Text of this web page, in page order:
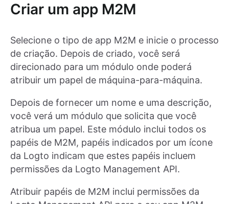
Criar um app M2M
Selecione o tipo de app M2M e inicie o processo
de criação. Depois de criado, você será
direcionado para um módulo onde poderá
atribuir um papel de máquina-para-máquina.
Depois de fornecer um nome e uma descrição,
você verá um módulo que solicita que você
atribua um papel. Este módulo inclui todos os
papéis de M2M, papéis indicados por um ícone
da Logto indicam que estes papéis incluem
permissões da Logto Management API.
Atribuir papéis de M2M inclui permissões da